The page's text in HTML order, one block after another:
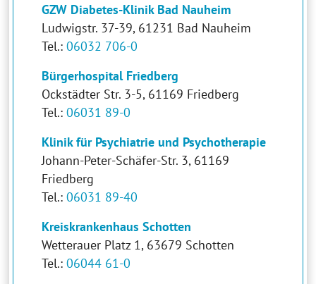
GZW Diabetes-Klinik Bad Nauheim
Ludwigstr. 37-39, 61231 Bad Nauheim
Tel.:06032 706-0
Bürgerhospital Friedberg
Ockstädter Str. 3-5, 61169 Friedberg
Tel.:06031 89-0
Klinik für Psychiatrie und Psychotherapie
Johann-Peter-Schäfer-Str. 3, 61169
Friedberg
Tel.:06031 89-40
Kreiskrankenhaus Schotten
Wetterauer Platz 1, 63679 Schotten
Tel.:06044 61-0